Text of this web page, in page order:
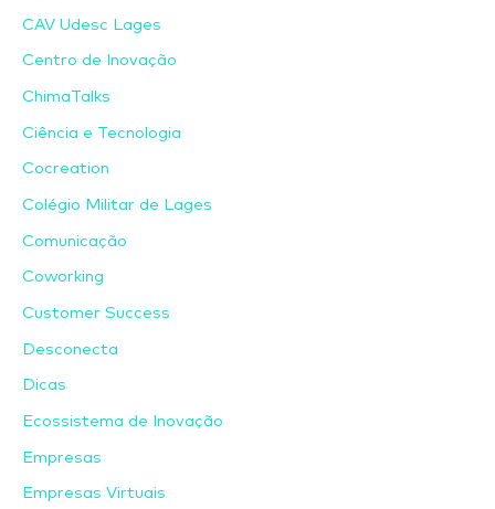
CAV Udesc Lages
Centro de Inovação
ChimaTalks
Ciência e Tecnologia
Cocreation
Colégio Militar de Lages
Comunicação
Coworking
Customer Success
Desconecta
Dicas
Ecossistema de Inovação
Empresas
Empresas Virtuais